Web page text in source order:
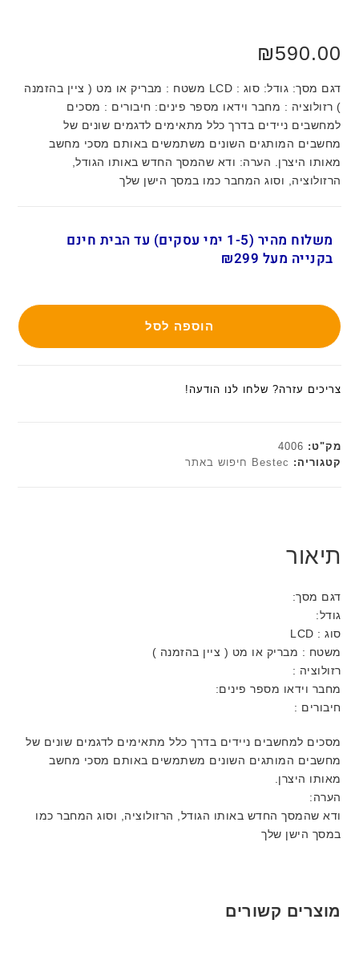
₪590.00
דגם מסך: גודל: סוג : LCD משטח : מבריק או מט ( ציין בהזמנה
) רזולוציה : מחבר וידאו מספר פינים: חיבורים : מסכים
למחשבים ניידים בדרך כלל מתאימים לדגמים שונים של
מחשבים המותגים השונים משתמשים באותם מסכי מחשב
מאותו היצרן. הערה: ודא שהמסך החדש באותו הגודל,
הרזולוציה, וסוג המחבר כמו במסך הישן שלך
משלוח מהיר (1-5 ימי עסקים) עד הבית חינם
בקנייה מעל ₪299
הוספה לסל
צריכים עזרה? שלחו לנו הודעה!
מק"ט: 4006
קטגוריה: Bestec חיפוש באתר
תיאור
דגם מסך:
גודל:
סוג : LCD
משטח : מבריק או מט ( ציין בהזמנה )
רזולוציה :
מחבר וידאו מספר פינים:
חיבורים :
מסכים למחשבים ניידים בדרך כלל מתאימים לדגמים שונים של
מחשבים המותגים השונים משתמשים באותם מסכי מחשב
מאותו היצרן.
הערה:
ודא שהמסך החדש באותו הגודל, הרזולוציה, וסוג המחבר כמו
במסך הישן שלך
מוצרים קשורים